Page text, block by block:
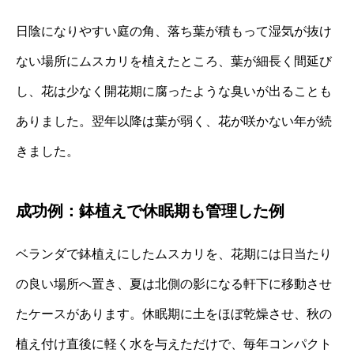
日陰になりやすい庭の角、落ち葉が積もって湿気が抜け
ない場所にムスカリを植えたところ、葉が細長く間延び
し、花は少なく開花期に腐ったような臭いが出ることも
ありました。翌年以降は葉が弱く、花が咲かない年が続
きました。
成功例：鉢植えで休眠期も管理した例
ベランダで鉢植えにしたムスカリを、花期には日当たり
の良い場所へ置き、夏は北側の影になる軒下に移動させ
たケースがあります。休眠期に土をほぼ乾燥させ、秋の
植え付け直後に軽く水を与えただけで、毎年コンパクト